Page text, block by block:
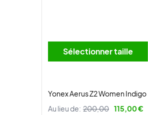
Sélectionner taille
Yonex Aerus Z2 Women Indigo
Au lieu de: 200,00 115,00 €